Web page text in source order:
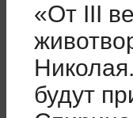
«От III
будут